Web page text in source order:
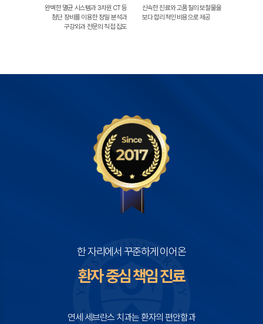
신속한 진료와 고품질의 보철물을
보다 합리적인 비용으로 제공
완벽한 멸균 시스템과 3차원 CT 등
첨단 장비를 이용한 정밀 분석과
구강외과 전문의 직접 집도
한 자리에서 꾸준하게 이어온
환자 중심 책임 진료
연세 세브란스 치과는 환자의 편안함과